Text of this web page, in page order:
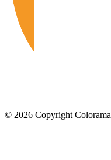
© 2026 Copyright Colorama